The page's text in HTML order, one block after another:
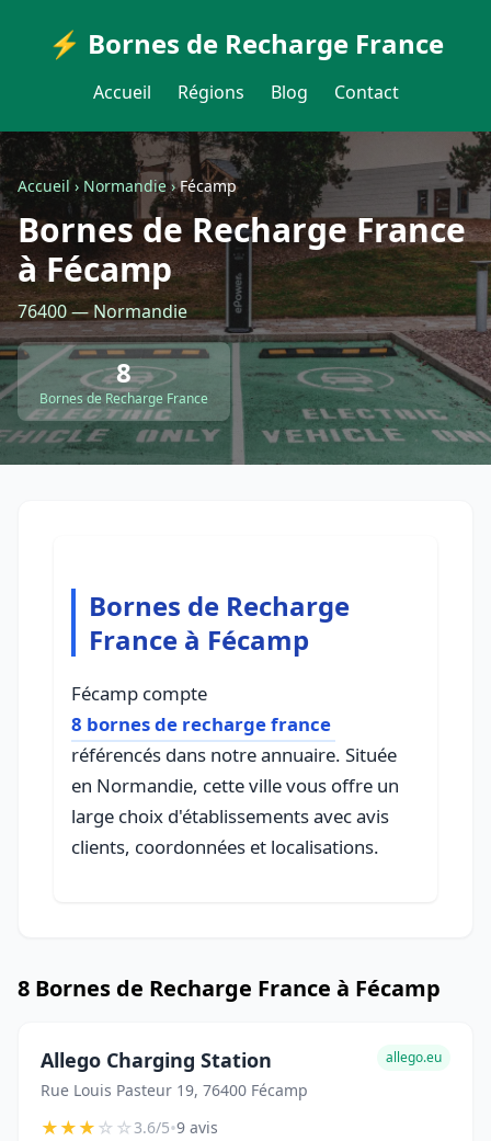
⚡ Bornes de Recharge France
Accueil Régions Blog Contact
Accueil›Normandie›Fécamp
Bornes de Recharge France
à Fécamp
76400 — Normandie
8
Bornes de Recharge France
Bornes de Recharge
France à Fécamp
Fécamp compte
8 bornes de recharge france
référencés dans notre annuaire. Située
en Normandie, cette ville vous offre un
large choix d'établissements avec avis
clients, coordonnées et localisations.
8 Bornes de Recharge France à Fécamp
Allego Charging Station
Rue Louis Pasteur 19, 76400 Fécamp
allego.eu
★★★☆☆3.6/5•9 avis